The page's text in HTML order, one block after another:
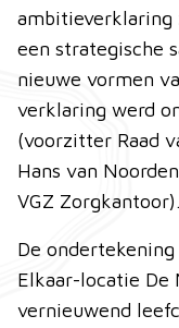
ambitieverklaring
een strategische
nieuwe vormen
verklaring werd
(voorzitter Raad
Hans van
VGZ Zorgkantoor).
De
Elkaar-locatie De
vernieuwend